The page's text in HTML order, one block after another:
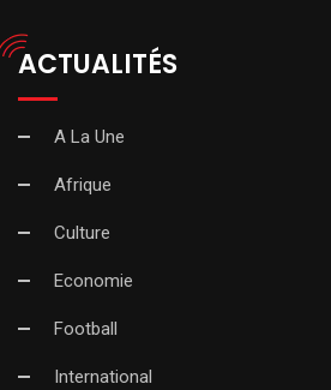
ACTUALITÉS
A La Une
Afrique
Culture
Economie
Football
International